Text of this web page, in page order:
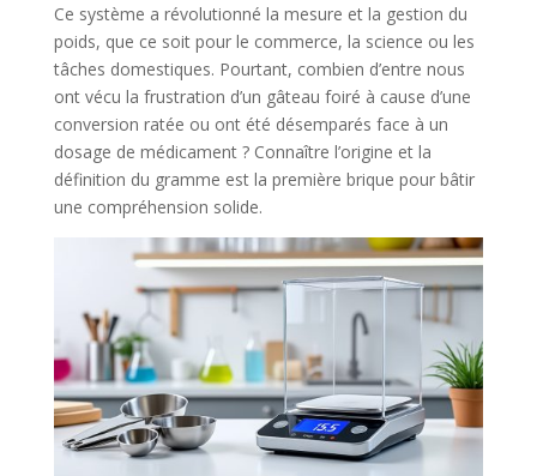
Ce système a révolutionné la mesure et la gestion du
poids, que ce soit pour le commerce, la science ou les
tâches domestiques. Pourtant, combien d’entre nous
ont vécu la frustration d’un gâteau foiré à cause d’une
conversion ratée ou ont été désemparés face à un
dosage de médicament ? Connaître l’origine et la
définition du gramme est la première brique pour bâtir
une compréhension solide.